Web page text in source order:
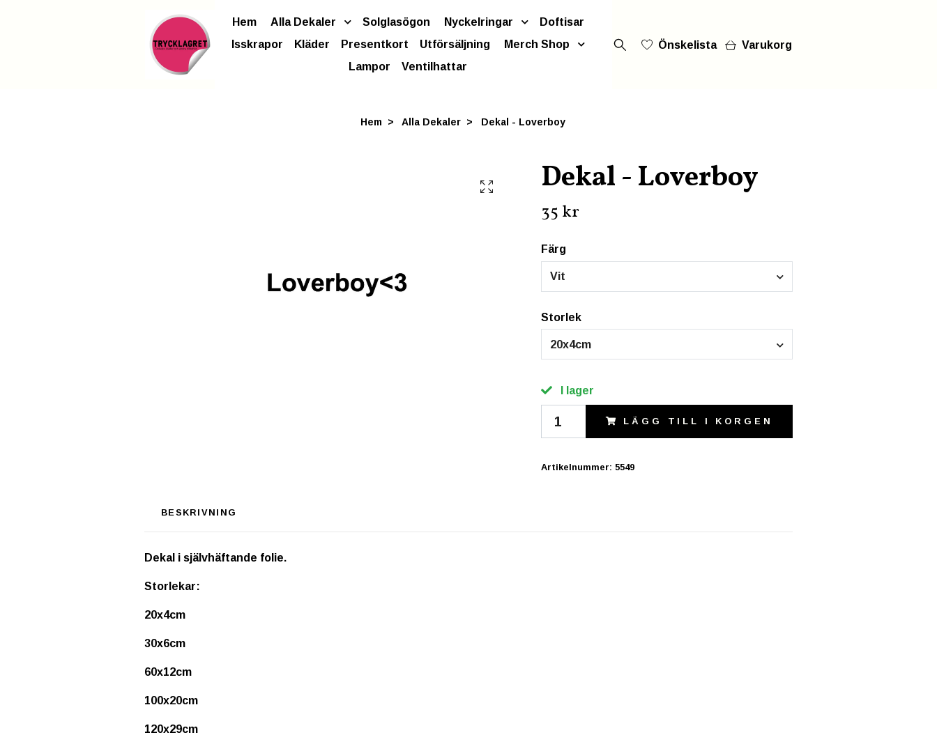
Hem Alla Dekaler Solglasögon Nyckelringar
Doftisar
Isskrapor
Kläder Presentkort Utförsäljning
Merch Shop
Lampor
Ventilhattar
Önskelista Varukorg
Hem Alla Dekaler Dekal - Loverboy
Dekal - Loverboy
35 kr
Färg
Vit
Storlek
20x4cm
I lager
LÄGG TILL I KORGEN
Artikelnummer: 5549
BESKRIVNING
Dekal i självhäftande folie.
Storlekar:
20x4cm
30x6cm
60x12cm
100x20cm
120x29cm